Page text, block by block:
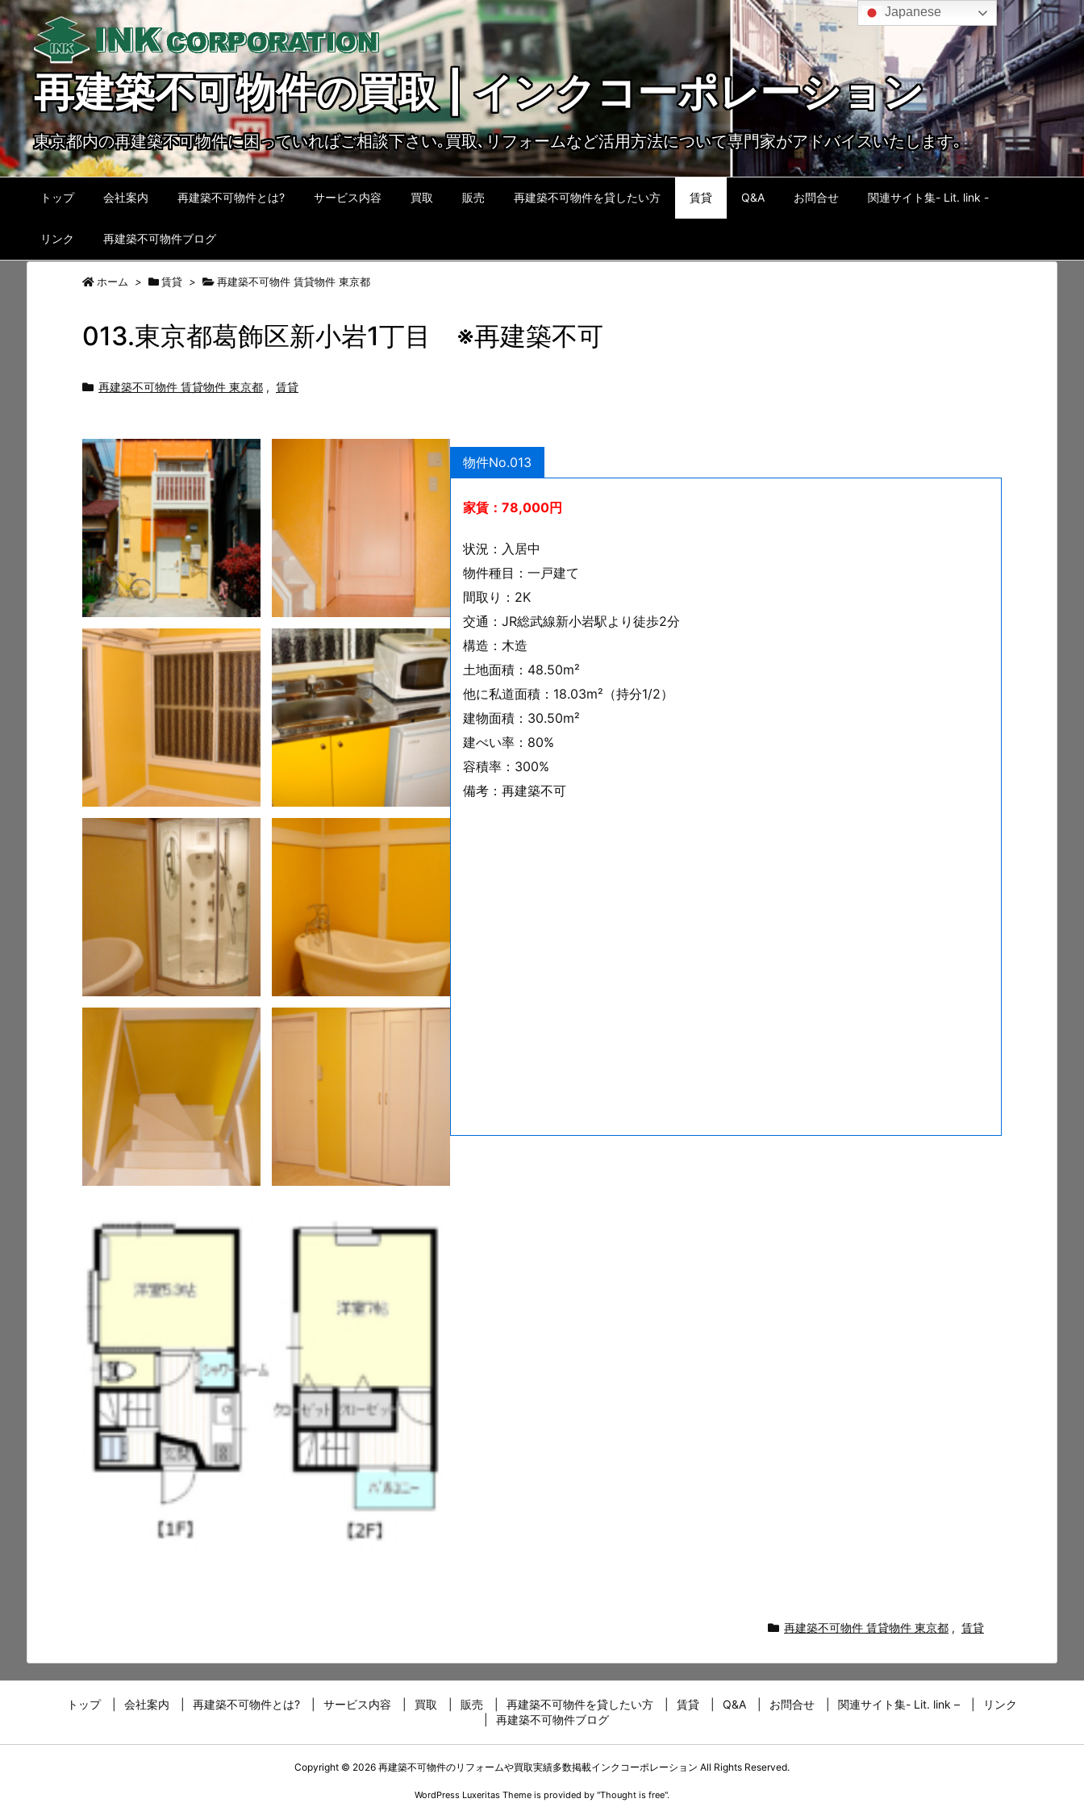
再建築不可物件の買取 | インクコーポレーション
東京都内の再建築不可物件に困っていればご相談下さい｡買取､リフォームなど活用方法について専門家がアドバイスいたします｡
トップ 会社案内 再建築不可物件とは? サービス内容 買取 販売 再建築不可物件を貸したい方 賃貸 Q&A お問合せ 関連サイト集- Lit. link -
リンク 再建築不可物件ブログ
ホーム > 賃貸 > 再建築不可物件 賃貸物件 東京都
013.東京都葛飾区新小岩1丁目 ※再建築不可
再建築不可物件 賃貸物件 東京都 , 賃貸
物件No.013
家賃： 78,000円
状況：入居中
物件種目：一戸建て
間取り：2K
交通：JR総武線新小岩駅より徒歩2分
構造：木造
土地面積：48.50m²
他に私道面積：18.03m²（持分1/2）
建物面積：30.50m²
建ぺい率：80%
容積率：300%
備考：再建築不可
再建築不可物件 賃貸物件 東京都 , 賃貸
トップ 会社案内 再建築不可物件とは? サービス内容 買取 販売 再建築不可物件を貸したい方 賃貸 Q&A お問合せ 関連サイト集- Lit. link –
リンク
再建築不可物件ブログ
Japanese
Copyright © 2026 再建築不可物件のリフォームや買取実績多数掲載インクコーポレーション All Rights Reserved.
WordPress Luxeritas Theme is provided by "Thought is free".